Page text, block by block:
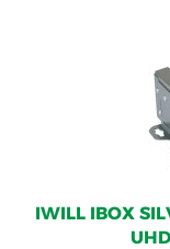
IWILL IBOX